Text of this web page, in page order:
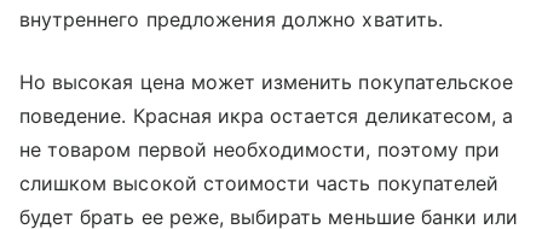
внутреннего предложения должно хватить.
Но высокая цена может изменить покупательское
поведение. Красная икра остается деликатесом, а
не товаром первой необходимости, поэтому при
слишком высокой стоимости часть покупателей
будет брать ее реже, выбирать меньшие банки или